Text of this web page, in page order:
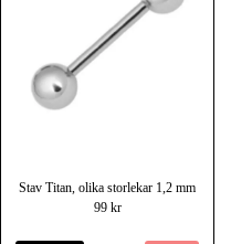
Stav Titan, olika storlekar 1,2 mm
99 kr